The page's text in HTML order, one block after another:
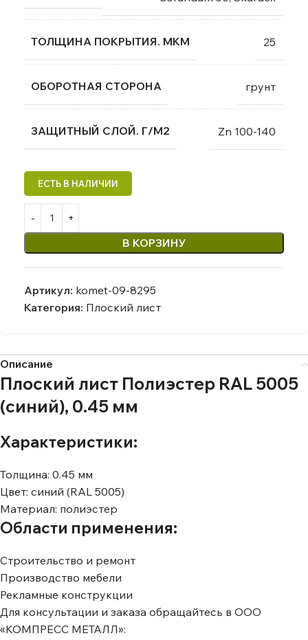
ТОЛЩИНА ПОКРЫТИЯ. МКМ 25
ОБОРОТНАЯ СТОРОНА грунт
ЗАЩИТНЫЙ СЛОЙ. Г/М2 Zn 100-140
В КОРЗИНУ
Артикул: komet-09-8295
Категория: Плоский лист
Описание
Плоский лист Полиэстер RAL 5005
(синий), 0.45 мм
Характеристики:
Толщина: 0.45 мм
Цвет: синий (RAL 5005)
Материал: полиэстер
Области применения:
Строительство и ремонт
Производство мебели
Рекламные конструкции
Для консультации и заказа обращайтесь в ООО
«КОМПРЕСС МЕТАЛЛ»: